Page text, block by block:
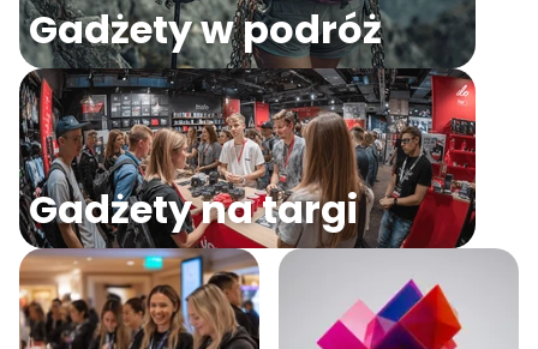
Gadżety w podróż
Gadżety na targi